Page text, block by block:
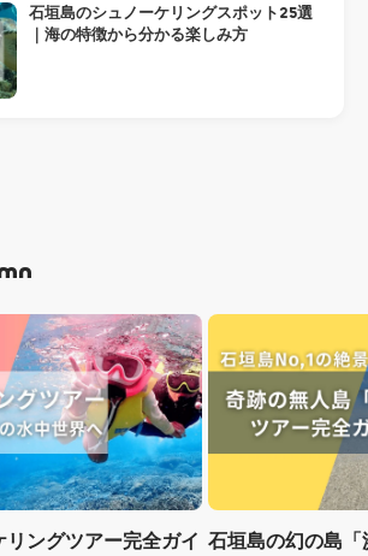
石垣島のシュノーケリングスポット25選
｜海の特徴から分かる楽しみ方
ングツアー完全ガイ 石垣島の幻の島